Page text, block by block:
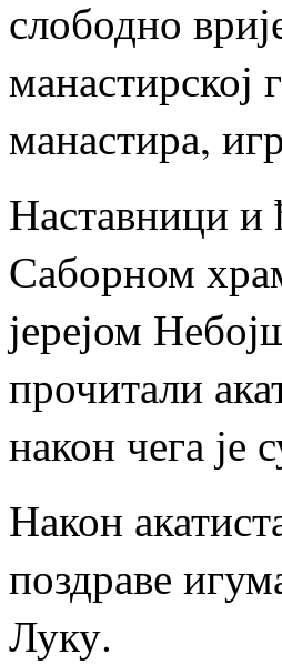
слободно
манастирској
манастира,
Наставници и
Саборном
јерејом
прочитали
након чега
Након
поздраве
Луку.